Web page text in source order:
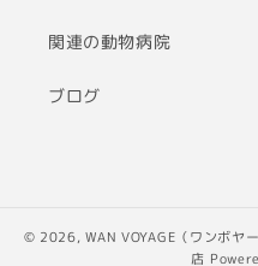
関連の動物病院
ブログ
© 2026,WAN VOYAGE（ワンボヤ
店